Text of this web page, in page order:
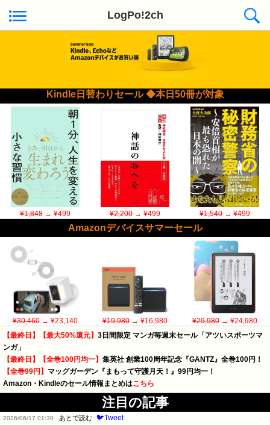
LogPo!2ch
Kindle日替わりセール ◆本日50冊が対象
¥1,848→ ¥499 ¥2,200→ ¥499 ¥1,540→ ¥499
Amazonデバイスサマーセール
¥30,460→ ¥23,140 ¥19,980→ ¥16,980 ¥29,980→ ¥24,980
【最終日】【最大50%還元】 3日間限定 マンガ毎週末セール「アツいスポーツマ
ンガ」
【最終日】【全巻100円均一】 集英社 創業100周年記念『GANTZ』全巻100円！
【全巻99円】 マッグガーデン『まもって守護月天！』99円均一！
Amazon・Kindleのセール情報まとめはこちら
注目の記事
2026/06/17 01:30 あとで読む 🐦Tweet